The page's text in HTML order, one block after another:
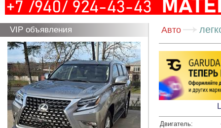
VIP объявления Авто
Двигатель: